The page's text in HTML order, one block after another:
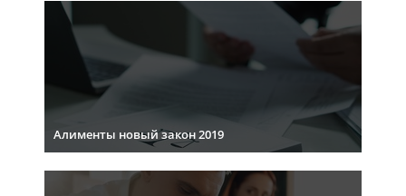
Алименты новый закон 2019